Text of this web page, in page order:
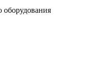
оборудования